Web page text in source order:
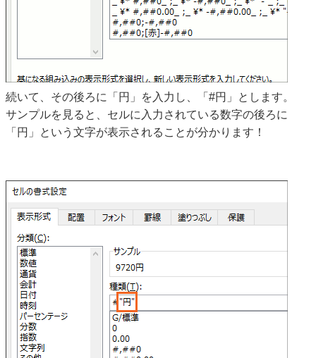
続いて、その後ろに「円」を入力し、「#円」とします。
サンプルを見ると、セルに入力されている数字の後ろに
「円」という文字が表示されることが分かります！